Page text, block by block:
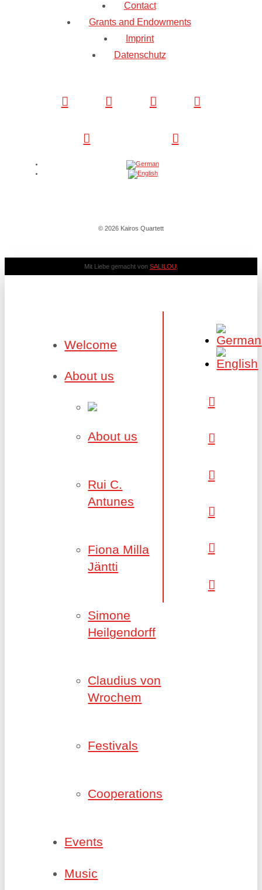
Contact
Grants and Endowments
Imprint
Datenschutz
© 2026 Kairos Quartett
Mit Liebe gemacht von SALILOU
Welcome
About us
About us
Rui C.
Antunes
Fiona Milla
Jäntti
Simone
Heilgendorff
Claudius von
Wrochem
Festivals
Cooperations
Events
Music